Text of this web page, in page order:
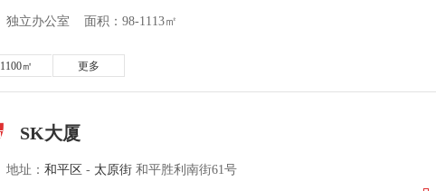
独立办公室 面积：98-1113㎡
1100㎡ 更多
SK大厦
地址： 和平区 - 太原街 和平胜利南街61号